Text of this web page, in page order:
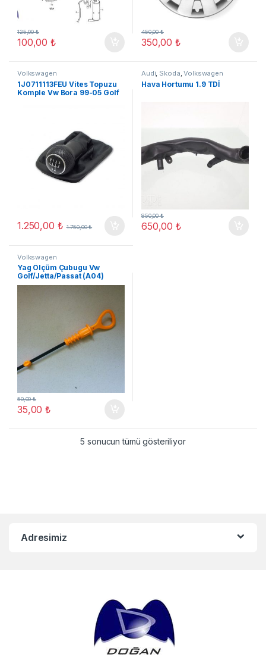
100,00₺
125,00₺
350,00₺
450,00₺
Volkswagen
1J0711113FEU Vites Topuzu
Komple Vw Bora 99-05 Golf
1.250,00 ₺ 1.750,00₺
Audi Skoda ,Volkswagen
Hava Hortumu 1.9 TDİ
650,00₺
850,00₺
Volkswagen
Yag Ölçüm Çubugu Vw
Golf/Jetta/Passat (A04)
35,00₺
50,00₺
5 sonucun tümü gösteriliyor
Adresimiz